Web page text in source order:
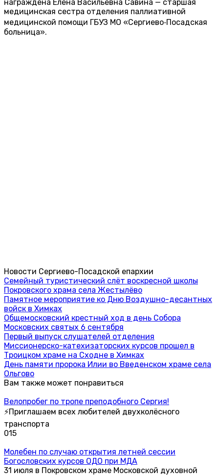
награждена Елена Васильевна Савина — старшая
медицинская сестра отделения паллиативной
медицинской помощи ГБУЗ МО «Сергиево‑Посадская
больница».
Новости Сергиево-Посадской епархии
Семейный туристический слёт воскресной школы
Покровского храма села Жестылёво
Памятное мероприятие ко Дню Воздушно-десантных
войск в Химках
Общемосковский крестный ход в день Собора
Московских святых 6 сентября
Первый выпуск слушателей отделения
Миссионерско-катехизаторских курсов прошел в
Троицком храме на Сходне в Химках
День памяти пророка Илии во Введенском храме села
Ольгово
Вам также может понравиться
Велопробег по тропе преподобного Сергия!
⚡Приглашаем всех любителей двухколёсного
транспорта
015
Молебен по случаю открытия летней сессии
Богословских курсов ОДО при МДА
31 июля в Покровском храме Московской духовной